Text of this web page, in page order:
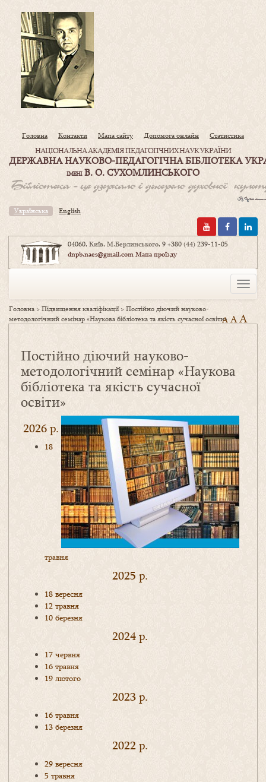
Головна Контакти Мапа сайту Допомога онлайн Статистика
НАЦІОНАЛЬНА АКАДЕМІЯ ПЕДАГОГІЧНИХ НАУК УКРАЇНИ
ДЕРЖАВНА НАУКОВО-ПЕДАГОГІЧНА БІБЛІОТЕКА
ІМЕНІВ. О. СУХОМЛИНСЬКОГО
Українська English
04060, Київ, М.Берлинського, 9+380 (44) 239-11-05
dnpb.naes@gmail.comМапа проїзду
Toggle
Головна >Підвищення кваліфікації>Постійно діючий науково-
методологічний семінар «Наукова бібліотека та якість сучасної освіти»
A AA
Постійно діючий науково-
методологічний семінар «Наукова
бібліотека та якість сучасної
освіти»
2026 р.
18
травня
2025 р.
18 вересня
12 травня
10 березня
2024 р.
17 червня
16 травня
19 лютого
2023 р.
16 травня
13 березня
2022 р.
29 вересня
5 травня